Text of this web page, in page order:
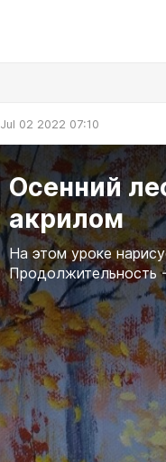
Jul 02 2022 07:10
Осенний
акрилом
На этом уроке
Продолжительность